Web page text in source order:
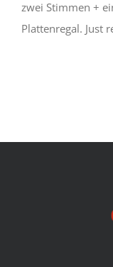
zwei Stimmen +
Plattenregal. Just